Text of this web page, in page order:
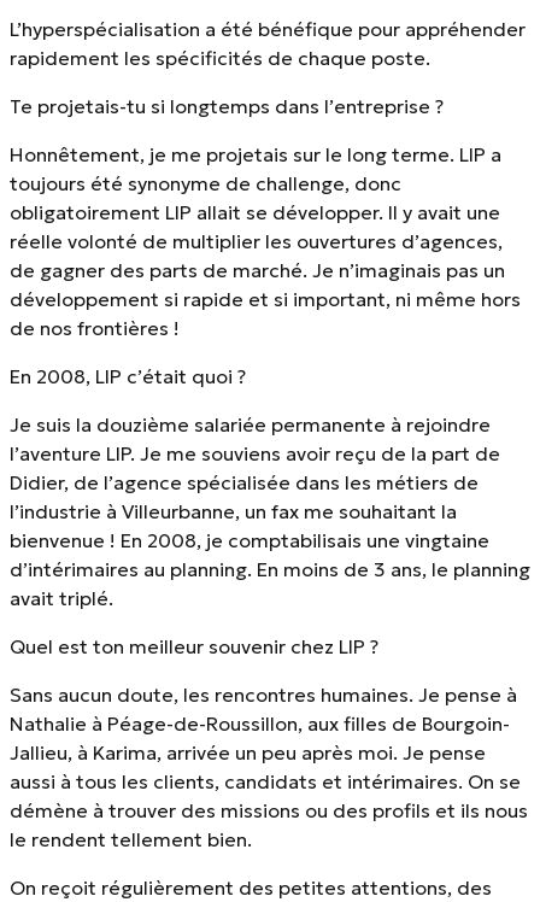
L’hyperspécialisation a été bénéfique pour appréhender
rapidement les spécificités de chaque poste.
Te projetais-tu si longtemps dans l’entreprise ?
Honnêtement, je me projetais sur le long terme. LIP a
toujours été synonyme de challenge, donc
obligatoirement LIP allait se développer. Il y avait une
réelle volonté de multiplier les ouvertures d’agences,
de gagner des parts de marché. Je n’imaginais pas un
développement si rapide et si important, ni même hors
de nos frontières !
En 2008, LIP c’était quoi ?
Je suis la douzième salariée permanente à rejoindre
l’aventure LIP. Je me souviens avoir reçu de la part de
Didier, de l’agence spécialisée dans les métiers de
l’industrie à Villeurbanne, un fax me souhaitant la
bienvenue ! En 2008, je comptabilisais une vingtaine
d’intérimaires au planning. En moins de 3 ans, le planning
avait triplé.
Quel est ton meilleur souvenir chez LIP ?
Sans aucun doute, les rencontres humaines. Je pense à
Nathalie à Péage-de-Roussillon, aux filles de Bourgoin-
Jallieu, à Karima, arrivée un peu après moi. Je pense
aussi à tous les clients, candidats et intérimaires. On se
démène à trouver des missions ou des profils et ils nous
le rendent tellement bien.
On reçoit régulièrement des petites attentions, des